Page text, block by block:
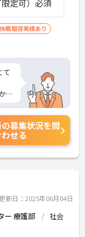
定可）必須
暇取得実績あり
て
月
ら
だ
募集状況を問
わせる
新日：2025年06月04日
ー 療護部
社会